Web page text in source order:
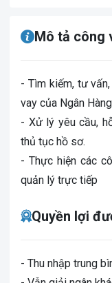
Mô tả công
- Tìm kiếm, tư
vay của Ngân
- Xử lý yêu cầu,
thủ tục hồ sơ.
- Thực hiện các
quản lý trực tiếp
Quyền lợi
- Thu nhập trung